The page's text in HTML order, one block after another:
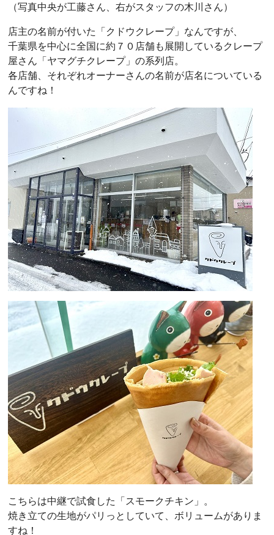
（写真中央が工藤さん、右がスタッフの木川さん）
店主の名前が付いた「クドウクレープ」なんですが、
千葉県を中心に全国に約７０店舗も展開しているクレープ
屋さん「ヤマグチクレープ」の系列店。
各店舗、それぞれオーナーさんの名前が店名についている
んですね！
こちらは中継で試食した「スモークチキン」。
焼き立ての生地がパリっとしていて、ボリュームがありま
すね！